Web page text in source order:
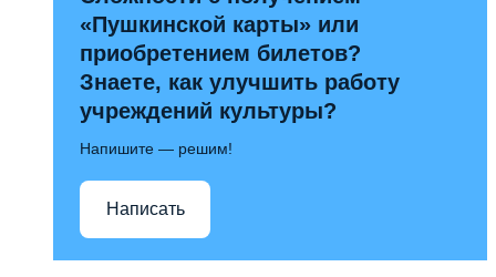
«Пушкинской карты» или
приобретением билетов?
Знаете, как улучшить работу
учреждений культуры?
Напишите — решим!
Написать